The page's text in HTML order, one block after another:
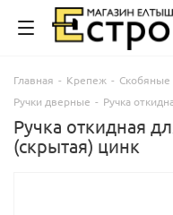
Главная - Крепеж - Скобяные
Ручки дверные - Ручка
Ручка откидная
(скрытая) цинк